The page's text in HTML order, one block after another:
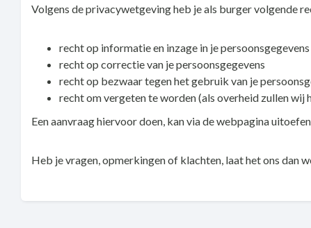
Volgens de privacywetgeving heb je als burger volgende
recht op informatie en inzage in je persoonsgegevens
recht op correctie van je persoonsgegevens
recht op bezwaar tegen het gebruik van je
recht om vergeten te worden (als overheid zullen wij
Een aanvraag hiervoor doen, kan via de webpagina
Heb je vragen, opmerkingen of klachten, laat het ons